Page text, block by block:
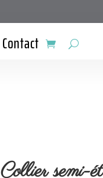
Contact
Collier semi-